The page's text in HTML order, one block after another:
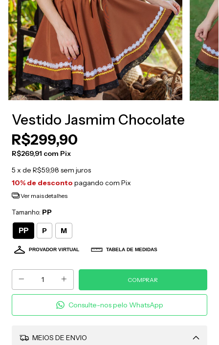
Vestido Jasmim Chocolate
R$299,90
R$269,91 com Pix
5 x de R$59,98 sem juros
10% de desconto pagando com Pix
Ver mais detalhes
Tamanho: PP
PP P M
PROVADOR VIRTUAL TABELA DE MEDIDAS
Consulte-nos pelo WhatsApp
MEIOS DE ENVIO